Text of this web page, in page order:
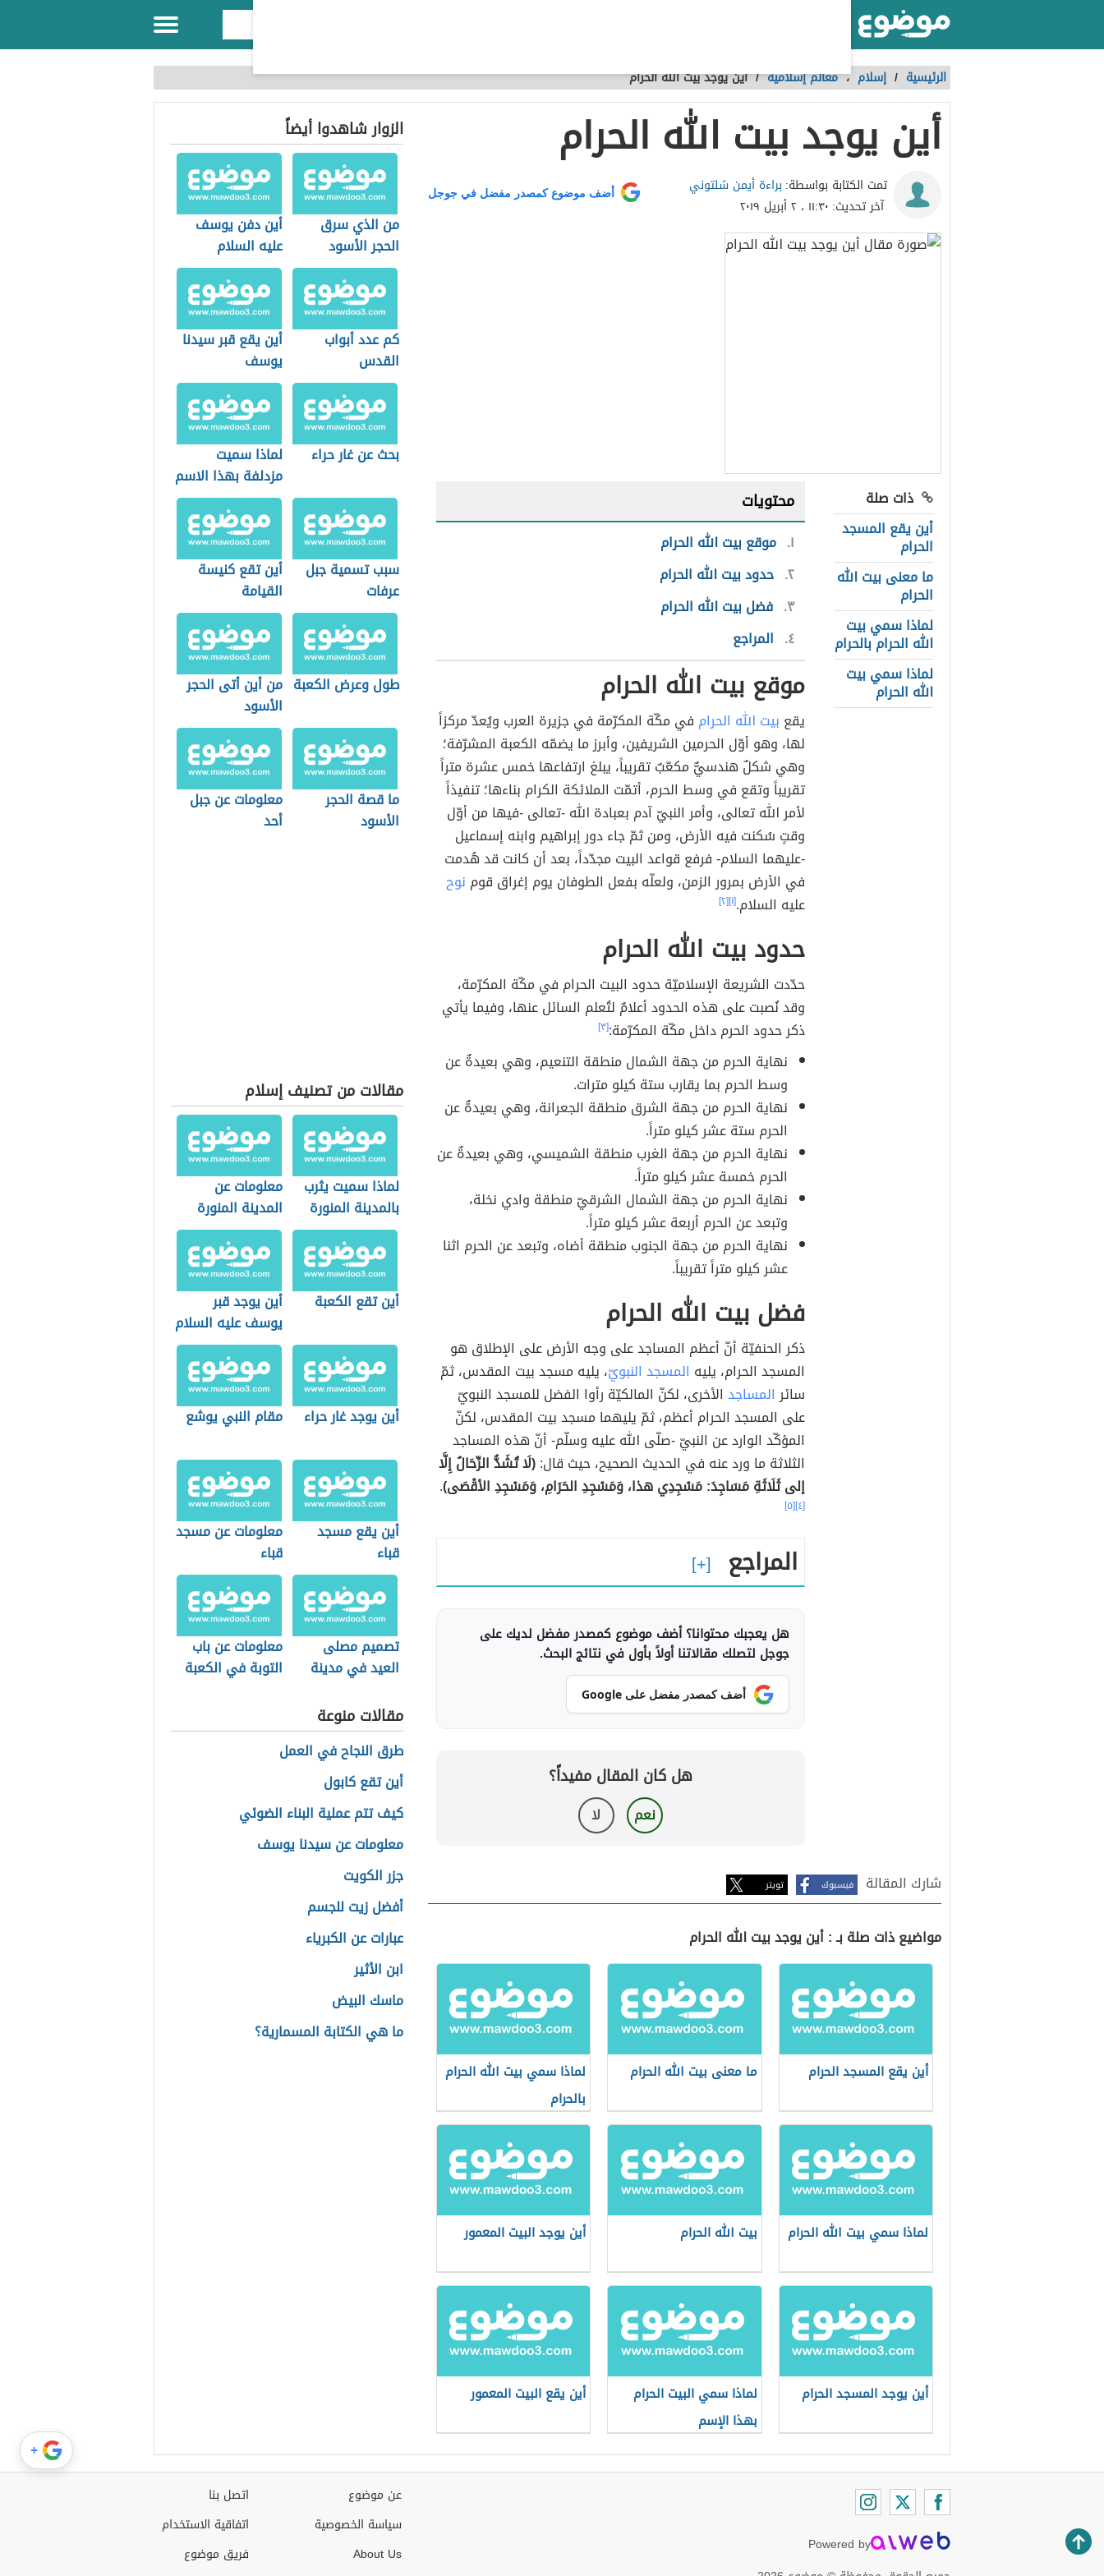
الرئيسية / إسلام ،معالم إسلامية /أين يوجد بيت الله الحرام
أين يوجد بيت الله الحرام
تمت الكتابة بواسطة: براءة أيمن شلتوني
آخر تحديث: ١١:٣٠ ، ٢ أبريل ٢٠١٩
أضف موضوع كمصدر مفضل في جوجل
ذات صلة
أين يقع المسجد
الحرام
ما معنى بيت الله
الحرام
لماذا سمي بيت
الله الحرام بالحرام
لماذا سمي بيت
الله الحرام
محتويات
١ موقع بيت الله الحرام
٢ حدود بيت الله الحرام
٣ فضل بيت الله الحرام
٤ المراجع
موقع بيت الله الحرام
يقع بيت الله الحرام في مكّة المكرّمة في جزيرة العرب ويُعدّ مركزاً
لها، وهو أوّل الحرمين الشريفين، وأبرز ما يضمّه الكعبة المشرّفة؛
وهي شكلٌ هندسيٌّ مكعّبٌ تقريباً، يبلغ ارتفاعها خمس عشرة متراً
تقريباً وتقع في وسط الحرم، أتمّت الملائكة الكرام بناءها؛ تنفيذاً
لأمر الله تعالى، وأمر النبيّ آدم بعبادة الله -تعالى -فيها من أوّل
وقتٍ سُكنت فيه الأرض، ومن ثمّ جاء دور إبراهيم وابنه إسماعيل
-عليهما السلام- فرفع قواعد البيت مجدّداً، بعد أن كانت قد هُدمت
في الأرض بمرور الزمن، ولعلّه بفعل الطوفان يوم إغراق قوم نوح
عليه السلام.[١] [٢]
حدود بيت الله الحرام
حدّدت الشريعة الإسلاميّة حدود البيت الحرام في مكّة المكرّمة،
وقد نُصبت على هذه الحدود أعلامٌ لتُعلم السائل عنها، وفيما يأتي
ذكر حدود الحرم داخل مكّة المكرّمة:[٣]
نهاية الحرم من جهة الشمال منطقة التنعيم، وهي بعيدةٌ عن
وسط الحرم بما يقارب ستة كيلو مترات.
نهاية الحرم من جهة الشرق منطقة الجعرانة، وهي بعيدةٌ عن
الحرم ستة عشر كيلو متراً.
نهاية الحرم من جهة الغرب منطقة الشميسي، وهي بعيدةٌ عن
الحرم خمسة عشر كيلو متراً.
نهاية الحرم من جهة الشمال الشرقيّ منطقة وادي نخلة،
وتبعد عن الحرم أربعة عشر كيلو متراً.
نهاية الحرم من جهة الجنوب منطقة أضاه، وتبعد عن الحرم اثنا
عشر كيلو متراً تقريباً.
فضل بيت الله الحرام
ذكر الحنفيّة أنّ أعظم المساجد على وجه الأرض على الإطلاق هو
المسجد الحرام، يليه المسجد النبويّ، يليه مسجد بيت المقدس، ثمّ
سائرالمساجد الأخرى، لكنّ المالكيّة رأوا الفضل للمسجد النبويّ
على المسجد الحرام أعظم، ثمّ يليهما مسجد بيت المقدس، لكنّ
المؤكّد الوارد عن النبيّ -صلّى الله عليه وسلّم- أنّ هذه المساجد
الثلاثة ما ورد عنه في الحديث الصحيح، حيث قال:(لَا تُشَدُّ الرِّحَالُ إِلَّا
إلى ثَلَاثَةِ مَسَاجِدَ: مَسْجِدِي هذا، وَمَسْجِدِ الحَرَامِ، وَمَسْجِدِ الأقْصَى).
[٤] [٥]
المراجع
هل يعجبك محتوانا؟ أضف موضوع كمصدر مفضل لديك على
جوجل لتصلك مقالاتنا أولاً بأول في نتائج البحث.
أضف كمصدر مفضل على Google
هل كان المقال مفيداً؟
نعم لا
شارك المقالة فيسبوك تويتر
مواضيع ذات صلة بـ : أين يوجد بيت الله الحرام
أين يقع المسجد الحرام ما معنى بيت الله الحرام
لماذا سمي بيت الله الحرام
بالحرام
لماذا سمي بيت الله الحرام بيت الله الحرام أين يوجد البيت المعمور
أين يوجد المسجد الحرام
لماذا سمي البيت الحرام
بهذا الإسم
أين يقع البيت المعمور
الزوار شاهدوا أيضاً
من الذي سرق
الحجر الأسود
أين دفن يوسف
عليه السلام
كم عدد أبواب
القدس
أين يقع قبر سيدنا
يوسف
بحث عن غار حراء
لماذا سميت
مزدلفة بهذا الاسم
سبب تسمية جبل
عرفات
أين تقع كنيسة
القيامة
طول وعرض الكعبة من أين أتى الحجر
الأسود
ما قصة الحجر
الأسود
معلومات عن جبل
أحد
مقالات من تصنيف إسلام
لماذا سميت يثرب
بالمدينة المنورة
معلومات عن
المدينة المنورة
للأطفال
أين تقع الكعبة
أين يوجد قبر
يوسف عليه السلام
أين يوجد غار حراء مقام النبي يوشع
أين يقع مسجد
قباء
معلومات عن مسجد
قباء
تصميم مصلى
العيد في مدينة
معلومات عن باب
التوبة في الكعبة
مقالات منوعة
طرق النجاح في العمل
أين تقع كابول
كيف تتم عملية البناء الضوئي
معلومات عن سيدنا يوسف
جزر الكويت
أفضل زيت للجسم
عبارات عن الكبرياء
ابن الأثير
ماسك البيض
ما هي الكتابة المسمارية؟
Powered by
اتصل بنا
اتفاقية الاستخدام
فريق موضوع
عن موضوع
سياسة الخصوصية
About Us
+